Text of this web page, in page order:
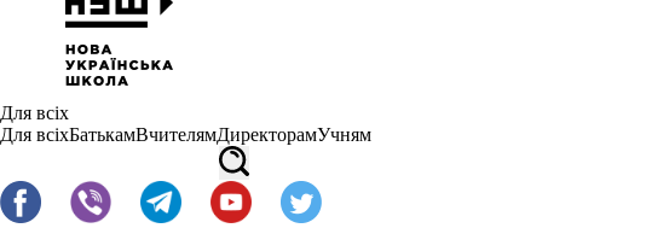
Для всіх
Для всіхБатькамВчителямДиректорамУчням